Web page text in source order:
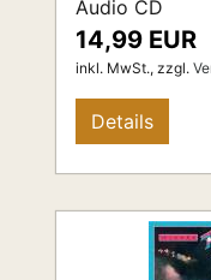
Audio CD
14,99 EUR
inkl. MwSt., zzgl.
Details